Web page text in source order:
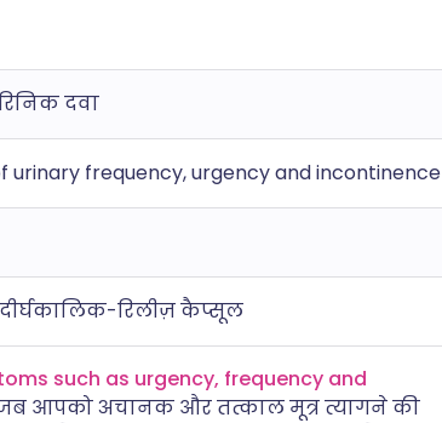
दवा
urinary frequency, urgency and incontinence
रिलीज़ कैप्सूल
such as urgency, frequency and
जब आपको अचानक और तत्काल मूत्र त्यागने की